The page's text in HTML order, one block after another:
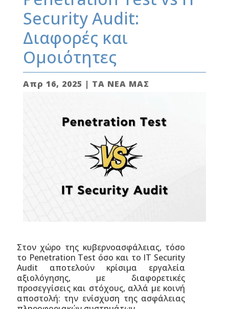
Security Audit:
Διαφορές και
Ομοιότητες
Απρ 16, 2025 | ΤΑ ΝΕΑ ΜΑΣ
Στον χώρο της κυβερνοασφάλειας, τόσο
το Penetration Test όσο και το IT Security
Audit αποτελούν κρίσιμα εργαλεία
αξιολόγησης, με διαφορετικές
προσεγγίσεις και στόχους, αλλά με κοινή
αποστολή: την ενίσχυση της ασφάλειας